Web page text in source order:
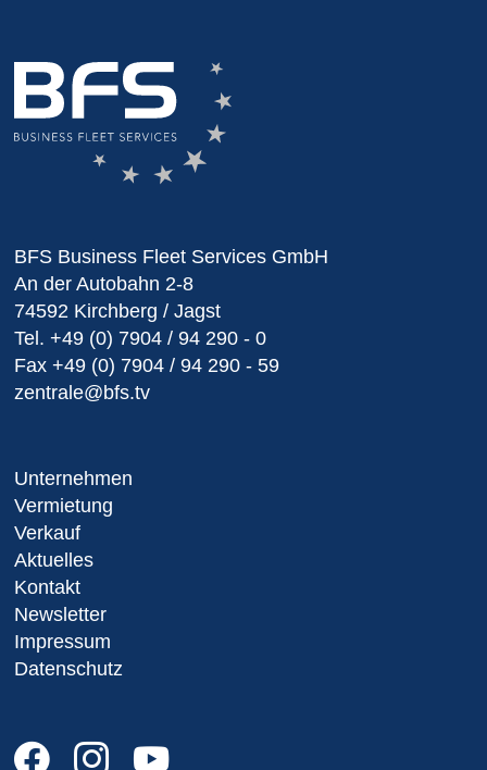
BFS Business Fleet Services GmbH
An der Autobahn 2-8
74592 Kirchberg / Jagst
Tel. +49 (0) 7904 / 94 290 - 0
Fax +49 (0) 7904 / 94 290 - 59
zentrale@bfs.tv
Unternehmen
Vermietung
Verkauf
Aktuelles
Kontakt
Newsletter
Impressum
Datenschutz